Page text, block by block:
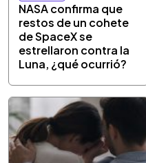
NASA confirma que
restos de un cohete
de SpaceX se
estrellaron contra la
Luna, ¿qué ocurrió?